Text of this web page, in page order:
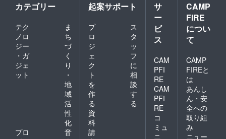
カテゴリー
テク
ノロ
ジー
・ガ
ジェ
ット
ま
ち
づ
く
り
・
地
域
活
性
化
プロ
音
起案サポート
プ
ロ
ジ
ェ
ク
ト
を
作
る
ス
タ
ッ
フ
に
相
談
す
る
資
料
請
サ
ー
ビ
ス
CAM
PFI
RE
CAM
PFI
RE
コ
ミュ
ニ
CAMP
FIRE
につい
て
CAMP
FIREと
は
あんし
ん・安
全への
取り組
み
ニュー